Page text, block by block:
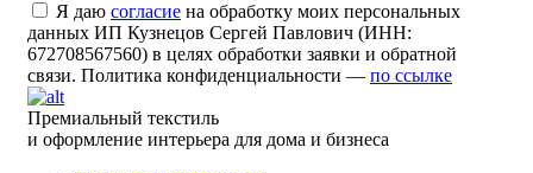
Я даю согласие на обработку моих персональных
данных ИП Кузнецов Сергей Павлович (ИНН:
672708567560) в целях обработки заявки и обратной
связи. Политика конфиденциальности — по ссылке
Премиальный текстиль
и оформление интерьера для дома и бизнеса